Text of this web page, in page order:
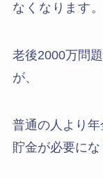
なくなります。
老後2000万問
が、
普通の人より
貯金が必要にな